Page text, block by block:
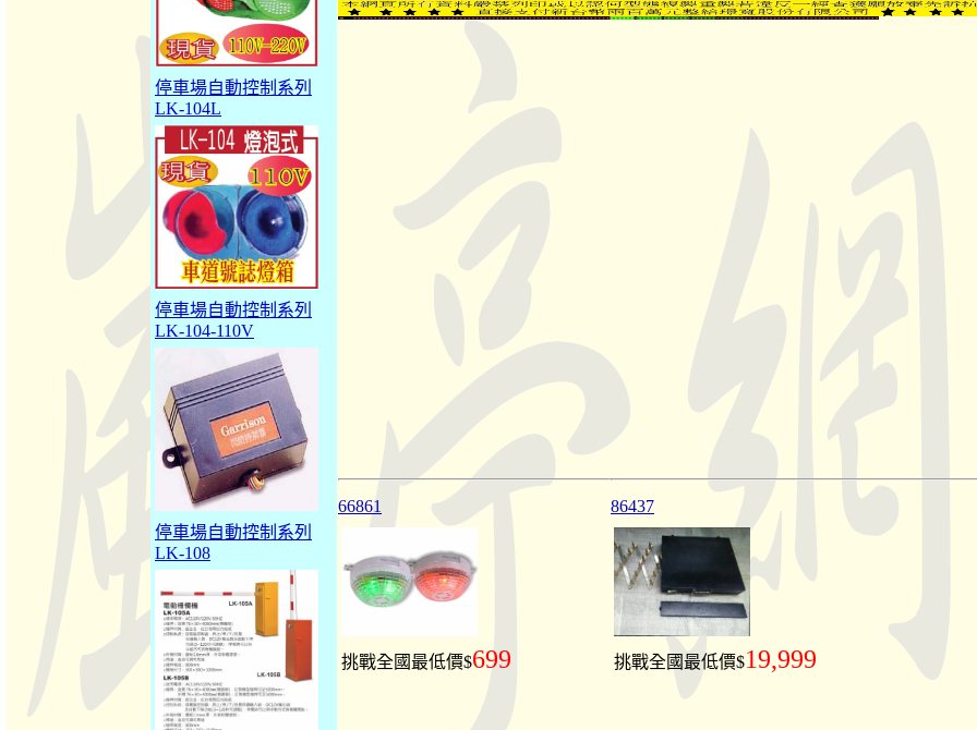
停車場自動控制系列
LK-104L
停車場自動控制系列
LK-104-110V
停車場自動控制系列
LK-108
66861
挑戰全國最低價$699
86437
挑戰全國最低價$19,999